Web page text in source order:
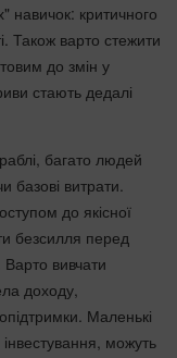
навичок: критичного
Також варто стежити
до змін у
стають дедалі
багато людей
витрати.
до якісної
безсилля перед
вивчати
доходу,
Маленькі
можуть